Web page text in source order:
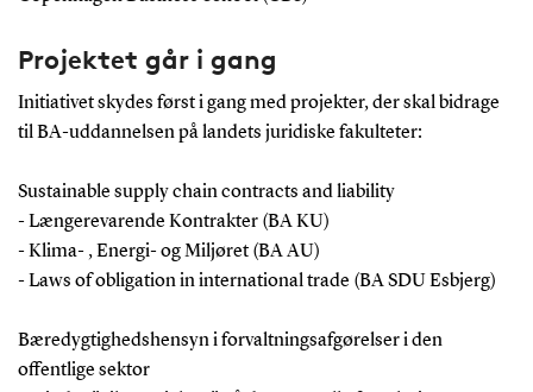
Projektet går i gang
Initiativet skydes først i gang med projekter, der skal bidrage
til BA-uddannelsen på landets juridiske fakulteter:
Sustainable supply chain contracts and liability
- Længerevarende Kontrakter (BA KU)
- Klima- , Energi- og Miljøret (BA AU)
- Laws of obligation in international trade (BA SDU Esbjerg)
Bæredygtighedshensyn i forvaltningsafgørelser i den
offentlige sektor